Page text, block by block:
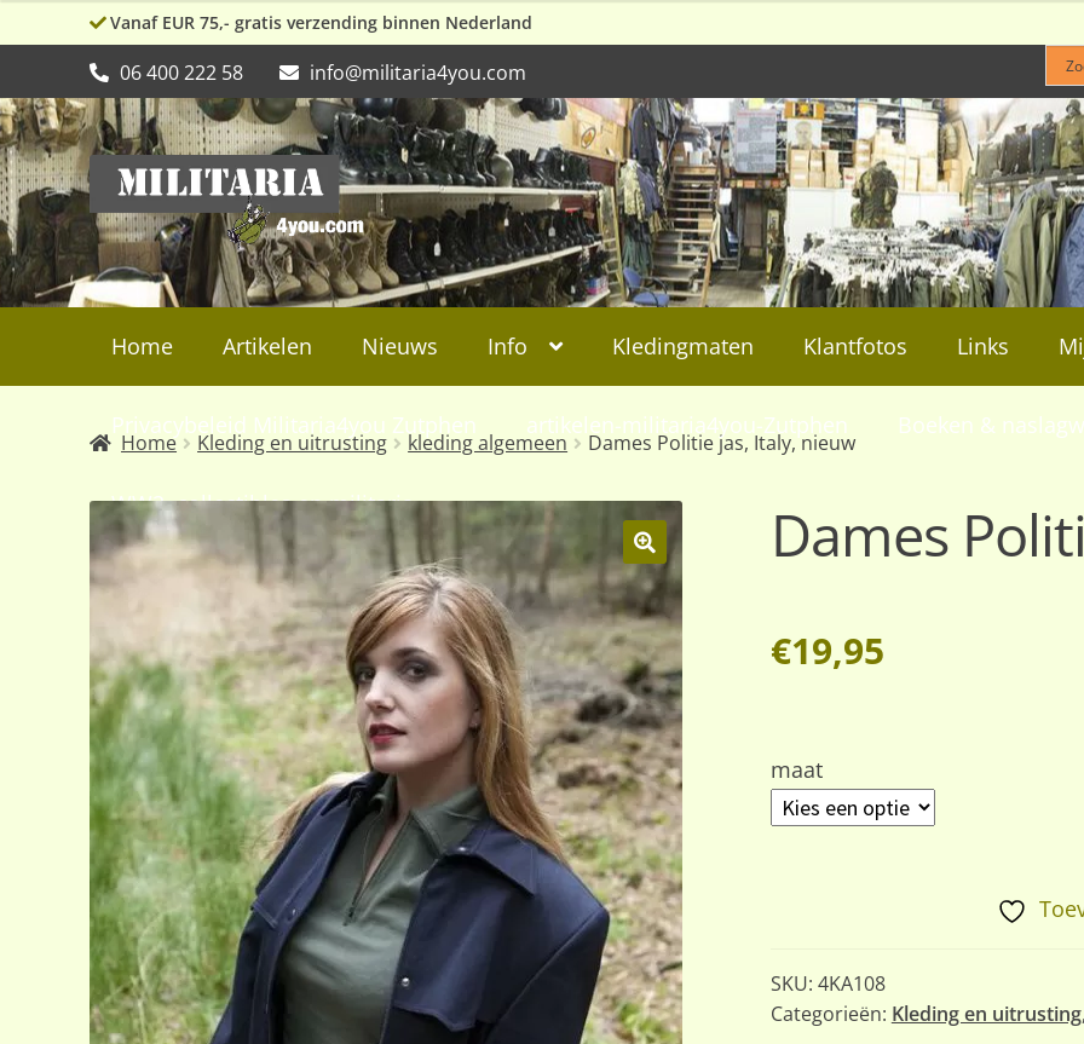
Vanaf EUR 75,- gratis verzending binnen Nederland
06 400 222 58 info@militaria4you.com
Ga
door
naar
navigatie
Ga
naar
de
inhoud
Home Artikelen Nieuws Info Kledingmaten Klantfotos Links
Privacybeleid Militaria4you Zutphen artikelen-militaria4you-Zutphen Boeken &
WW2, collectibles en militaria
Home Kleding en uitrusting kleding algemeen Dames Politie jas, Italy, nieuw
🔍
Dames
€19,95
maat
SKU: 4KA108
Categorieën: Kleding en uitrusting,